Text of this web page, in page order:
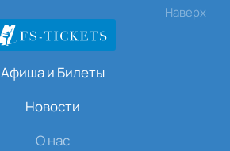
Наверх
Афиша и Билеты
Новости
О нас